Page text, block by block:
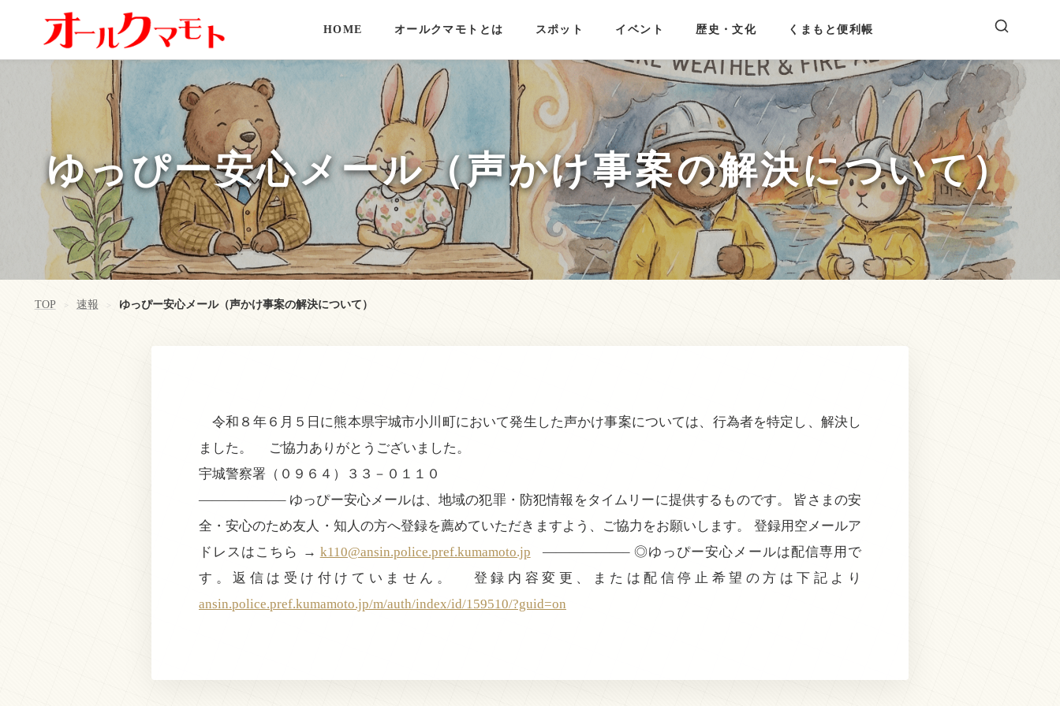
HOME オールクマモトとは スポット イベント 歴史・文化 くまもと便利帳
ゆっぴー安心メール（声かけ事案の解決について）
TOP > 速報 > ゆっぴー安心メール（声かけ事案の解決について）
令和８年６月５日に熊本県宇城市小川町において発生した声かけ事案については、行為者を特定し、解決し
ました。 ご協力ありがとうございました。
宇城警察署（０９６４）３３－０１１０
——————– ゆっぴー安心メールは、地域の犯罪・防犯情報をタイムリーに提供するものです。 皆さまの安
全・安心のため友人・知人の方へ登録を薦めていただきますよう、ご協力をお願いします。 登録用空メールア
ドレスはこちら → k110@ansin.police.pref.kumamoto.jp ——————– ◎ゆっぴー安心メールは配信専用で
す。返信は受け付けていません。 登録内容変更、または配信停止希望の方は下記より
ansin.police.pref.kumamoto.jp/m/auth/index/id/159510/?guid=on